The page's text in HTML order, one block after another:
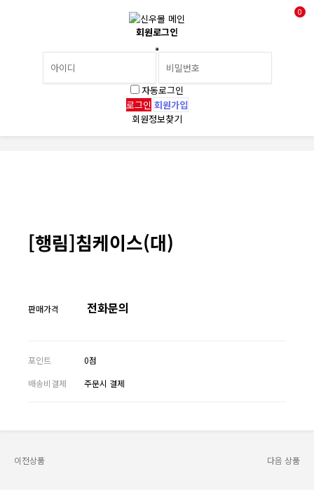
0
회원로그인
자동로그인
회원가입
회원정보찾기
[행림]침케이스(대)
판매가격 전화문의
포인트
0점
배송비결제
주문시 결제
이전상품 다음 상품